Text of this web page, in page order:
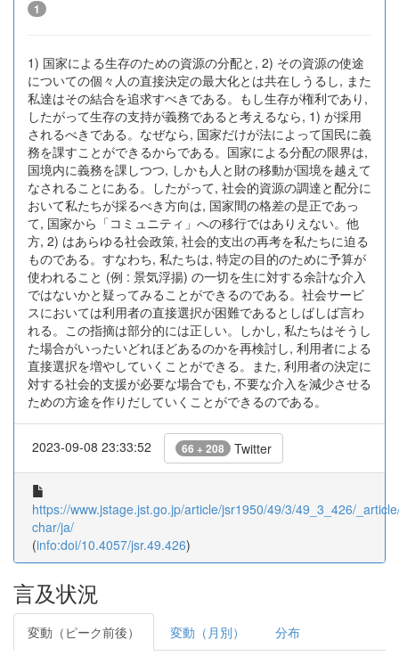
1
1) 国家による生存のための資源の分配と, 2) その資源の使途
についての個々人の直接決定の最大化とは共在しうるし, また
私達はその結合を追求すべきである。もし生存が権利であり,
したがって生存の支持が義務であると考えるなら, 1) が採用
されるべきである。なぜなら, 国家だけが法によって国民に義
務を課すことができるからである。国家による分配の限界は,
国境内に義務を課しつつ, しかも人と財の移動が国境を越えて
なされることにある。したがって, 社会的資源の調達と配分に
おいて私たちが採るべき方向は, 国家間の格差の是正であっ
て, 国家から「コミュニティ」への移行ではありえない。他
方, 2) はあらゆる社会政策, 社会的支出の再考を私たちに迫る
ものである。すなわち, 私たちは, 特定の目的のために予算が
使われること (例 : 景気浮揚) の一切を生に対する余計な介入
ではないかと疑ってみることができるのである。社会サービ
スにおいては利用者の直接選択が困難であるとしばしば言わ
れる。この指摘は部分的には正しい。しかし, 私たちはそうし
た場合がいったいどれほどあるのかを再検討し, 利用者による
直接選択を増やしていくことができる。また, 利用者の決定に
対する社会的支援が必要な場合でも, 不要な介入を減少させる
ための方途を作りだしていくことができるのである。
2023-09-08 23:33:52 66 + 208 Twitter
https://www.jstage.jst.go.jp/article/jsr1950/49/3/49_3_426/
char/ja/
(info:doi/10.4057/jsr.49.426)
言及状況
変動（ピーク前後） 変動（月別） 分布